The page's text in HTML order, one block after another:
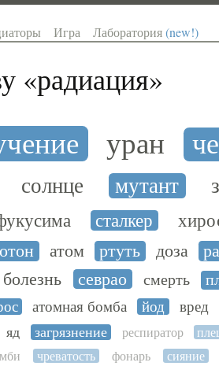
Игра Лаборатория(new!)
«радиация»
уран
солнце мутант
сталкер
атом ртуть доза
севрао смерть
атомная бомба йод вред
яд загрязнение респиратор
чреватость фонарь сияние